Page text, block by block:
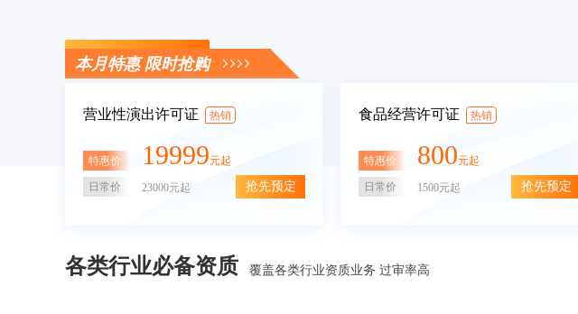
立即咨询
本月特惠 限时抢购
营业性演出许可证 热销
特惠价 19999元起
日常价 23000元起 抢先预定
食品经营许可证 热销
特惠价 800元起
日常价 1500元起 抢先预定
各类行业必备资质 覆盖各类行业资质业务 过审率高